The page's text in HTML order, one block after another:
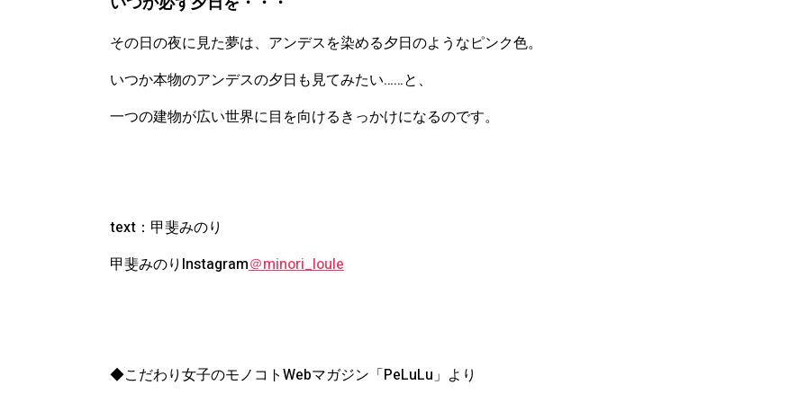
その日の夜に見た夢は、アンデスを染める夕日のようなピンク色。
いつか本物のアンデスの夕日も見てみたい……と、
一つの建物が広い世界に目を向けるきっかけになるのです。
text：甲斐みのり
甲斐みのりInstagram＠minori_loule
◆こだわり女子のモノコトWebマガジン「PeLuLu」より